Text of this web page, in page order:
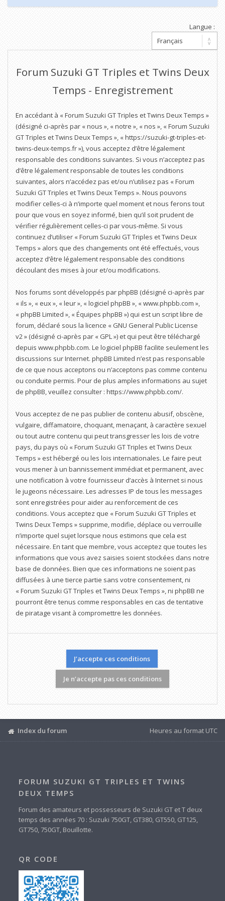
Langue :
Forum Suzuki GT Triples et Twins Deux
Temps - Enregistrement
En accédant à « Forum Suzuki GT Triples et Twins Deux Temps »
(désigné ci-après par « nous », « notre », « nos », « Forum Suzuki
GT Triples et Twins Deux Temps », « https://suzuki-gt-triples-et-
twins-deux-temps.fr »), vous acceptez d’être légalement
responsable des conditions suivantes. Si vous n’acceptez pas
d’être légalement responsable de toutes les conditions
suivantes, alors n’accédez pas et/ou n’utilisez pas « Forum
Suzuki GT Triples et Twins Deux Temps ». Nous pouvons
modifier celles-ci à n’importe quel moment et nous ferons tout
pour que vous en soyez informé, bien qu’il soit prudent de
vérifier régulièrement celles-ci par vous-même. Si vous
continuez d’utiliser « Forum Suzuki GT Triples et Twins Deux
Temps » alors que des changements ont été effectués, vous
acceptez d’être légalement responsable des conditions
découlant des mises à jour et/ou modifications.
Nos forums sont développés par phpBB (désigné ci-après par
« ils », « eux », « leur », « logiciel phpBB », « www.phpbb.com »,
« phpBB Limited », « Équipes phpBB ») qui est un script libre de
forum, déclaré sous la licence «GNU General Public License
v2» (désigné ci-après par « GPL ») et qui peut être téléchargé
depuis www.phpbb.com. Le logiciel phpBB facilite seulement les
discussions sur Internet. phpBB Limited n’est pas responsable
de ce que nous acceptons ou n’acceptons pas comme contenu
ou conduite permis. Pour de plus amples informations au sujet
de phpBB, veuillez consulter : https://www.phpbb.com/.
Vous acceptez de ne pas publier de contenu abusif, obscène,
vulgaire, diffamatoire, choquant, menaçant, à caractère sexuel
ou tout autre contenu qui peut transgresser les lois de votre
pays, du pays où « Forum Suzuki GT Triples et Twins Deux
Temps » est hébergé ou les lois internationales. Le faire peut
vous mener à un bannissement immédiat et permanent, avec
une notification à votre fournisseur d’accès à Internet si nous
le jugeons nécessaire. Les adresses IP de tous les messages
sont enregistrées pour aider au renforcement de ces
conditions. Vous acceptez que « Forum Suzuki GT Triples et
Twins Deux Temps » supprime, modifie, déplace ou verrouille
n’importe quel sujet lorsque nous estimons que cela est
nécessaire. En tant que membre, vous acceptez que toutes les
informations que vous avez saisies soient stockées dans notre
base de données. Bien que ces informations ne soient pas
diffusées à une tierce partie sans votre consentement, ni
« Forum Suzuki GT Triples et Twins Deux Temps », ni phpBB ne
pourront être tenus comme responsables en cas de tentative
de piratage visant à compromettre les données.
Index du forum Heures au format UTC
FORUM SUZUKI GT TRIPLES ET TWINS
DEUX TEMPS
Forum des amateurs et possesseurs de Suzuki GT et T deux
temps des années 70 : Suzuki 750GT, GT380, GT550, GT125,
GT750, 750GT, Bouillotte.
QR CODE